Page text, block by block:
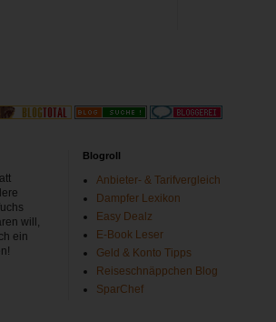
will,
ein
Blogroll
Anbieter- & Tarifvergleich
Dampfer Lexikon
Easy Dealz
E-Book Leser
Geld & Konto Tipps
Reiseschnäppchen Blog
SparChef